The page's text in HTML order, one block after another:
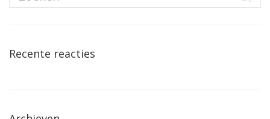
Recente reacties